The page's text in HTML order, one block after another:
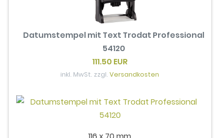
Datumstempel mit Text Trodat Professional
54120
111.50 EUR
inkl. MwSt. zzgl.Versandkosten